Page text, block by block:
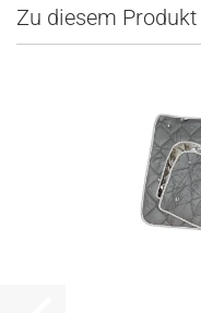
Zu diesem